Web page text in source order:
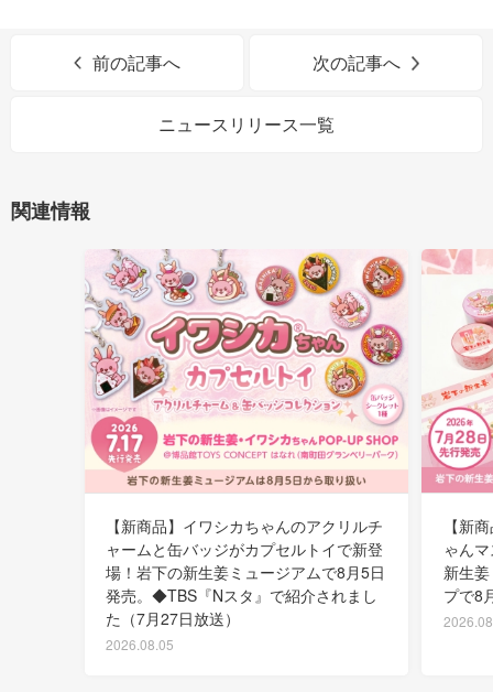
前の記事へ 次の記事へ
ニュースリリース一覧
関連情報
【新商品】イワシカちゃんのアクリルチ
ャームと缶バッジがカプセルトイで新登
場！岩下の新生姜ミュージアムで8月5日
発売。◆TBS『Nスタ』で紹介されまし
た（7月27日放送）
2026.08.05
【新
ゃん
新生
プで8